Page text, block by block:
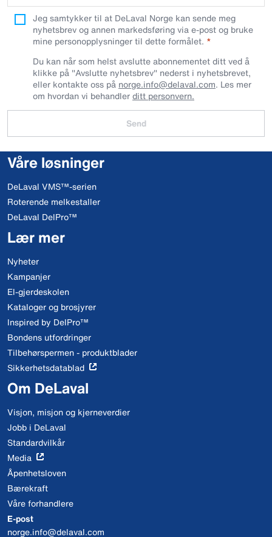
Jeg samtykker til at DeLaval Norge kan sende meg
nyhetsbrev og annen markedsføring via e-post og bruke
mine personopplysninger til dette formålet.
Du kan når som helst avslutte abonnementet ditt ved å
klikke på "Avslutte nyhetsbrev" nederst i nyhetsbrevet,
eller kontakte oss på norge.info@delaval.com. Les mer
om hvordan vi behandlerditt personvern.
Send
Våre løsninger
DeLaval VMS™-serien
Roterende melkestaller
DeLaval DelPro™
Lær mer
Nyheter
Kampanjer
El-gjerdeskolen
Kataloger og brosjyrer
Inspired by DelPro™
Bondens utfordringer
Tilbehørspermen - produktblader
Sikkerhetsdatablad
Om DeLaval
Visjon, misjon og kjerneverdier
Jobb i DeLaval
Standardvilkår
Media
Åpenhetsloven
Bærekraft
Våre forhandlere
E-post
norge.info@delaval.com